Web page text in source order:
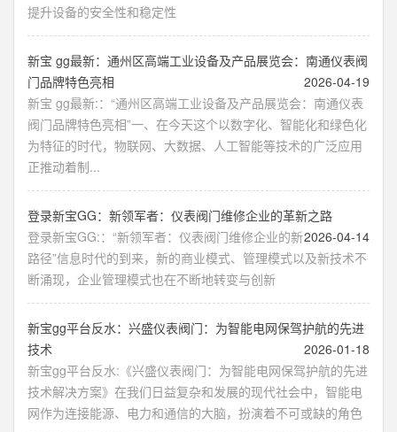
提升设备的安全性和稳定性
新宝 gg最新：通州区高端工业设备及产品展览会：南通仪表阀
门品牌特色亮相
2026-04-19
新宝 gg最新:：“通州区高端工业设备及产品展览会：南通仪表
阀门品牌特色亮相”一、在今天这个以数字化、智能化和绿色化
为特征的时代，物联网、大数据、人工智能等技术的广泛应用
正推动着制...
登录新宝GG：新领军者：仪表阀门维修企业的革新之路
2026-04-14
登录新宝GG:：“新领军者：仪表阀门维修企业的新
路径”信息时代的到来，新的商业模式、管理模式以及新技术不
断涌现，企业管理模式也在不断地转变与创新
新宝gg平台反水：兴盛仪表阀门：为智能电网保驾护航的先进
技术
2026-01-18
新宝gg平台反水:《兴盛仪表阀门：为智能电网保驾护航的先进
技术解决方案》在我们日益复杂和发展的现代社会中，智能电
网作为连接能源、电力和通信的大脑，扮演着不可或缺的角色